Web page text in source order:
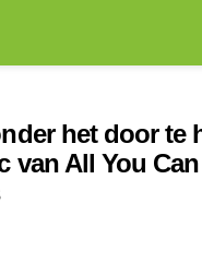
het door te
van All You